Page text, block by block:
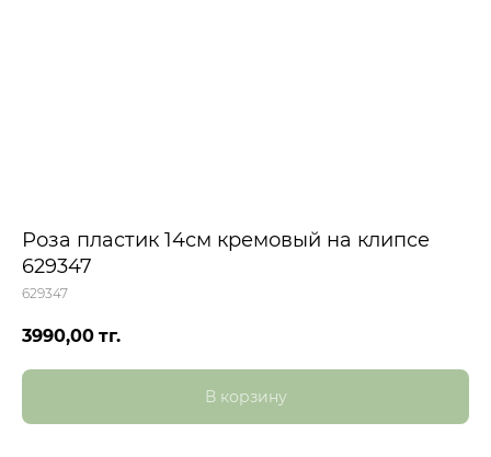
Роза пластик 14см кремовый на клипсе
629347
629347
3990,00 тг.
В корзину